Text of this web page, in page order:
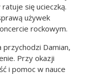
się ucieczką.
używek
rockowym.
przychodzi Damian,
Przy okazji
i pomoc w nauce